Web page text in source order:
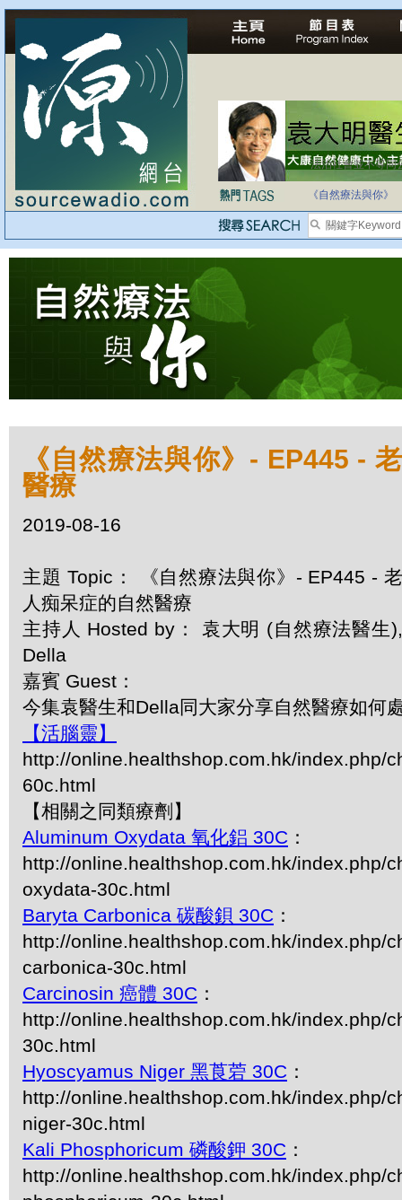
法治社會並不等同
《自然療法與你》
《自然療法與你》- EP445 -
醫療
2019-08-16
主題 Topic： 《自然療法與你》- EP445 - 老
人痴呆症的自然醫療
主持人 Hosted by： 袁大明 (自然療法醫生),
Della
嘉賓 Guest：
今集袁醫生和Della同大家分享自然醫療如何
【活腦靈】
http://online.healthshop.com.hk/index.php/
60c.html
【相關之同類療劑】
Aluminum Oxydata 氧化鋁 30C ：
http://online.healthshop.com.hk/index.php/
oxydata-30c.html
Baryta Carbonica 碳酸鋇 30C ：
http://online.healthshop.com.hk/index.php/
carbonica-30c.html
Carcinosin 癌體 30C ：
http://online.healthshop.com.hk/index.php/
30c.html
Hyoscyamus Niger 黑莨菪 30C ：
http://online.healthshop.com.hk/index.php/
niger-30c.html
Kali Phosphoricum 磷酸鉀 30C ：
http://online.healthshop.com.hk/index.php/